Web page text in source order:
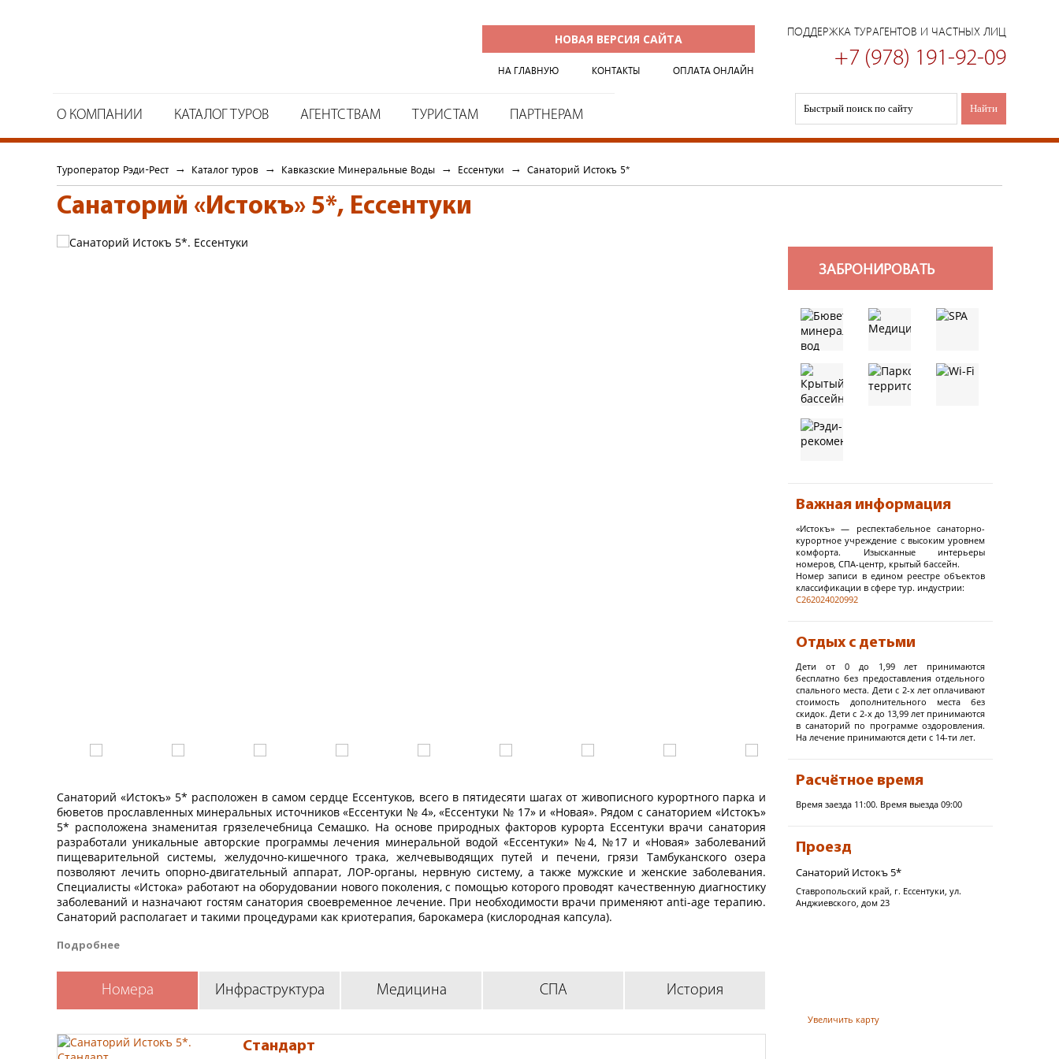
НОВАЯ ВЕРСИЯ САЙТА
О КОМПАНИИ КАТАЛОГ ТУРОВ АГЕНТСТВАМ ТУРИСТАМ ПАРТНЕРАМ
НА ГЛАВНУЮ КОНТАКТЫ ОПЛАТА ОНЛАЙН
ПОДДЕРЖКА ТУРАГЕНТОВ И ЧАСТНЫХ ЛИЦ
+7 (978) 191-92-09
Туроператор Рэди-Рест → Каталог туров → Кавказские Минеральные Воды → Ессентуки → Cанаторий Истокъ 5*
Санаторий «Истокъ» 5*, Ессентуки
Санаторий «Истокъ» 5* расположен в самом сердце Ессентуков, всего в пятидесяти шагах от живописного курортного парка и
бюветов прославленных минеральных источников «Ессентуки № 4», «Ессентуки № 17» и «Новая». Рядом с санаторием «Истокъ»
5* расположена знаменитая грязелечебница Семашко. На основе природных факторов курорта Ессентуки врачи санатория
разработали уникальные авторские программы лечения минеральной водой «Ессентуки» №4, №17 и «Новая» заболеваний
пищеварительной системы, желудочно-кишечного трака, желчевыводящих путей и печени, грязи Тамбуканского озера
позволяют лечить опорно-двигательный аппарат, ЛОР-органы, нервную систему, а также мужские и женские заболевания.
Специалисты «Истока» работают на оборудовании нового поколения, с помощью которого проводят качественную диагностику
заболеваний и назначают гостям санатория своевременное лечение. При необходимости врачи применяют anti-age терапию.
Санаторий располагает и такими процедурами как криотерапия, барокамера (кислородная капсула).
Для гостей санатория «Истокъ» 5* работает СПА-центр (турецкий хамам, бассейн, различные виды массажа, обертывания),
библиотека, лобби-бар, проводятся занятия по йоге, аквааэробике, дыхательной гимнастике, гимнастике мозга и скандинавская
ходьба. В ресторане «Истокъ» можно отведать изысканные диетические блюда.
Санаторий «Истокъ» 5* расположен в 40 км от аэропорта г. Минеральные воды, в 100 метрах от бювета, в 2 км от ж/д вокзала г.
Ессентуки, в 1 км от центра г. Ессентуки.
Санаторий «Истокъ» 5* г. Ессентуки состоит из основного корпуса, размещенного в двухэтажном историческом
особняке 1903 года постройки и современного пятиэтажного корпуса, оснащенного лифтом.
Подробнее
Номера Инфраструктура Медицина СПА История
Стандарт
ЗАБРОНИРОВАТЬ
Важная информация
«Истокъ» — респектабельное санаторно-
курортное учреждение с высоким уровнем
комфорта. Изысканные интерьеры
номеров, СПА-центр, крытый бассейн.
Номер записи в едином реестре объектов
классификации в сфере тур. индустрии:
С262024020992
Отдых с детьми
Дети от 0 до 1,99 лет принимаются
бесплатно без предоставления отдельного
спального места. Дети с 2-х лет оплачивают
стоимость дополнительного места без
скидок. Дети с 2-х до 13,99 лет принимаются
в санаторий по программе оздоровления.
На лечение принимаются дети с 14-ти лет.
Расчётное время
Время заезда 11:00. Время выезда 09:00
Проезд
Cанаторий Истокъ 5*
Ставропольский край, г. Ессентуки, ул.
Анджиевского, дом 23
Увеличить карту